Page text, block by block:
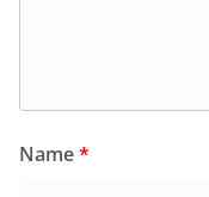
Name*